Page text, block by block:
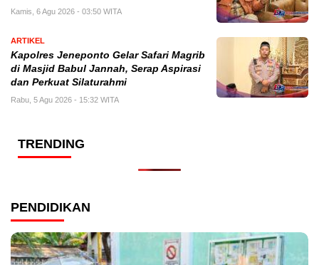
Kamis, 6 Agu 2026 - 03:50 WITA
ARTIKEL
Kapolres Jeneponto Gelar Safari Magrib
di Masjid Babul Jannah, Serap Aspirasi
dan Perkuat Silaturahmi
Rabu, 5 Agu 2026 - 15:32 WITA
TRENDING
PENDIDIKAN